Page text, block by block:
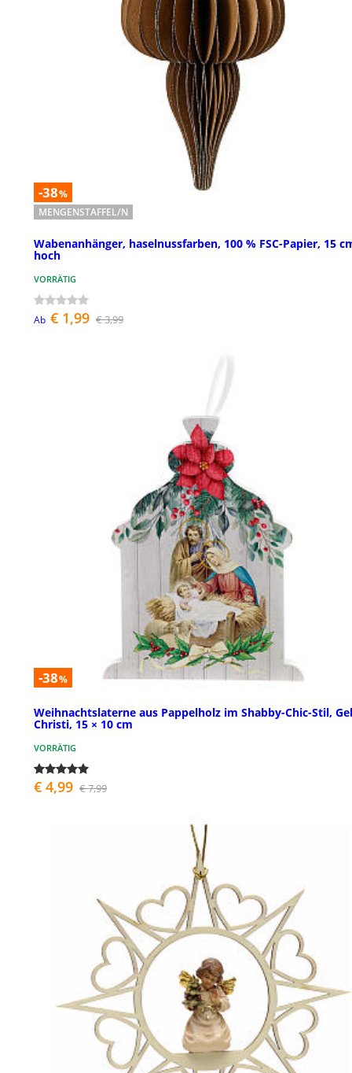
-38%
MENGENSTAFFEL/N
Wabenanhänger, haselnussfarben, 100 % FSC-Papier, 15
hoch
VORRÄTIG
Ab € 1,99 € 3,99
-38%
Weihnachtslaterne aus Pappelholz im Shabby-Chic-Stil,
Christi, 15 × 10 cm
VORRÄTIG
€ 4,99 € 7,99